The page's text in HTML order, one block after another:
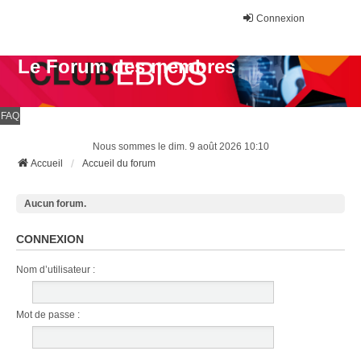
Connexion
Le Forum des membres
FAQ
Nous sommes le dim. 9 août 2026 10:10
Accueil
Accueil du forum
Aucun forum.
CONNEXION
Nom d’utilisateur :
Mot de passe :